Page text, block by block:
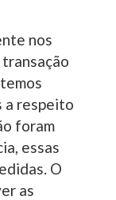
nos
a respeito
foram
essas
O
as